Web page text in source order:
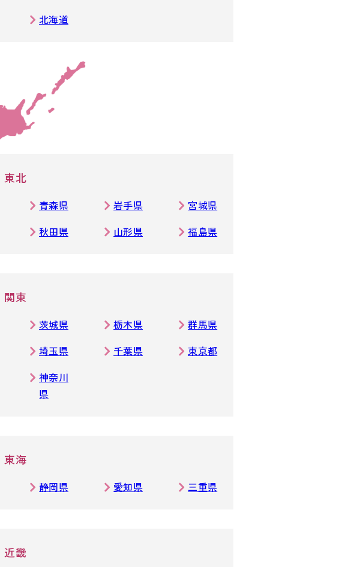
北海道
東北
青森県 岩手県
宮城県
秋田県
山形県 福島県
関東
茨城県 栃木県
群馬県
埼玉県
千葉県
東京都
神奈川
県
東海
静岡県 愛知県 三重県
近畿